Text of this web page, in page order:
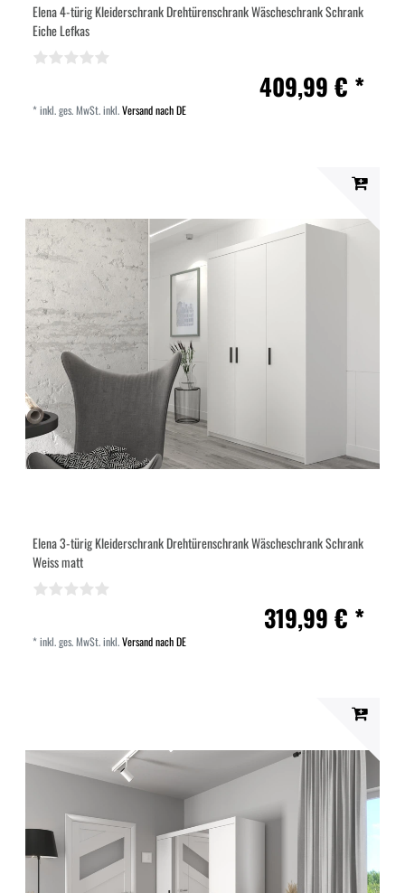
Elena 4-türig Kleiderschrank Drehtürenschrank Wäscheschrank Schrank
Eiche Lefkas
409,99 € *
*inkl. ges. MwSt.inkl.Versand nach DE
Elena 3-türig Kleiderschrank Drehtürenschrank Wäscheschrank Schrank
Weiss matt
319,99 € *
*inkl. ges. MwSt.inkl.Versand nach DE